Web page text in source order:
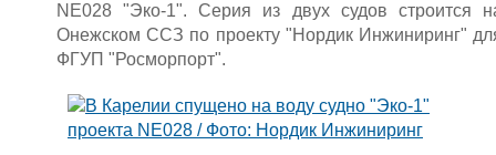
NE028 "Эко-1". Серия из двух судов строится
Онежском ССЗ по проекту "Нордик Инжиниринг"
ФГУП "Росморпорт".